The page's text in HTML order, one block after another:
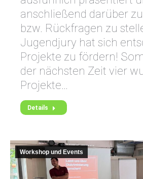
anschließend darüber
bzw. Rückfragen zu
Jugendjury hat sich
Projekte zu fördern!
der nächsten Zeit vier
Projekte…
Details
Workshop und Events